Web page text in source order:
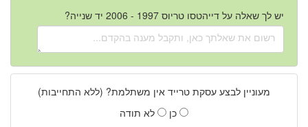
יש לך שאלה על דייהטסו טריוס 1997 - 2006 יד שנייה?
מעוניין לבצע עסקת טרייד אין משתלמת? (ללא התחייבות)
כן
לא תודה